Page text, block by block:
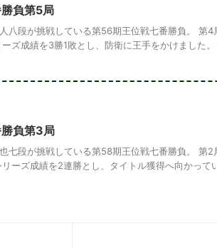
負第5局
八段が挑戦している第56期王位戦七番勝負。 第
ズ成績を3勝1敗とし、防衛に王手をかけました
負第3局
七段が挑戦している第58期王位戦七番勝負。 第
ーズ成績を2連勝とし、タイトル獲得へ向かって